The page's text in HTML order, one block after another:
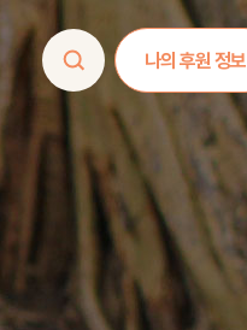
나의 후원 정보